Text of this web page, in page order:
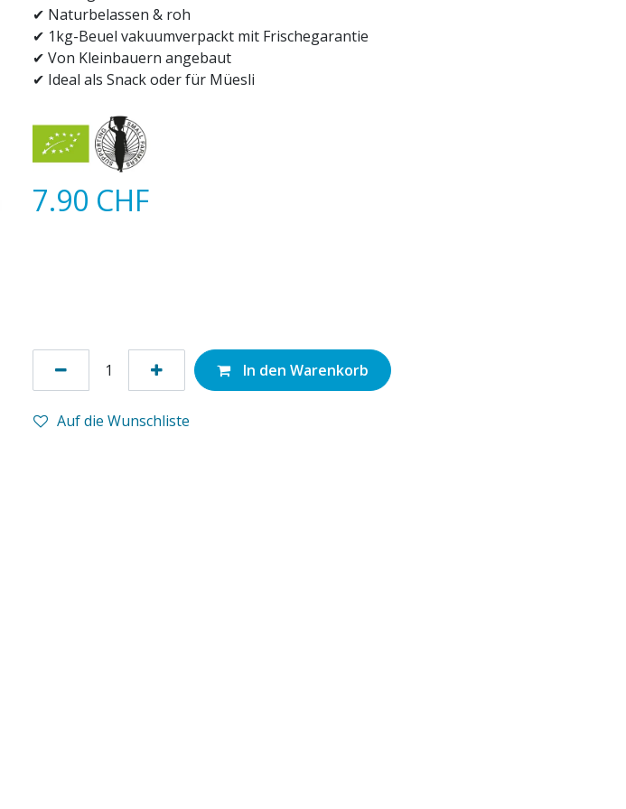
✔ Naturbelassen & roh
✔ 1kg-Beuel vakuumverpackt mit Frischegarantie
✔ Von Kleinbauern angebaut
✔ Ideal als Snack oder für Müesli
7.90 CHF
In den Warenkorb
Auf die Wunschliste